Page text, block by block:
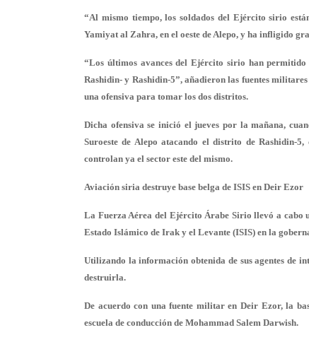
“Al mismo tiempo, los soldados del Ejército sirio
Yamiyat al Zahra, en el oeste de Alepo, y ha infligido
“Los últimos avances del Ejército sirio han permitido
Rashidin- y Rashidin-5”, añadieron las fuentes
una ofensiva para tomar los dos distritos.
Dicha ofensiva se inició el jueves por la mañana,
Suroeste de Alepo atacando el distrito de Rashidin-
controlan ya el sector este del mismo.
Aviación siria destruye base belga de ISIS en Deir Ezor
La Fuerza Aérea del Ejército Árabe Sirio llevó a cabo
Estado Islámico de Irak y el Levante (ISIS) en la
Utilizando la información obtenida de sus agentes de
destruirla.
De acuerdo con una fuente militar en Deir Ezor, la
escuela de conducción de Mohammad Salem Darwish.